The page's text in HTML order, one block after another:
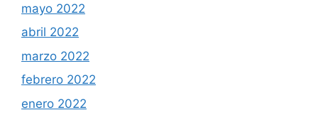
mayo 2022
abril 2022
marzo 2022
febrero 2022
enero 2022